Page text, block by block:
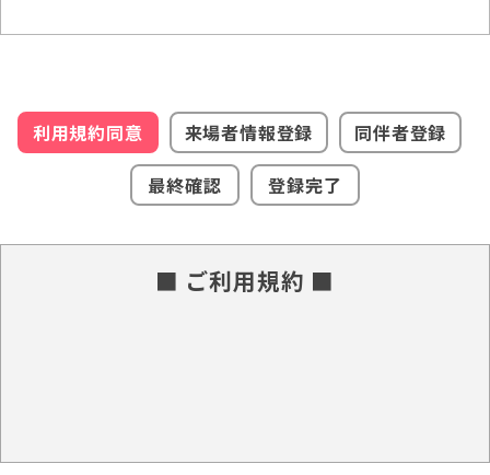
利用規約同意 来場者情報登録
同伴者登録
最終確認
登録完了
■ ご利用規約 ■